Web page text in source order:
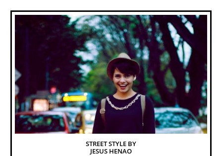
STREET STYLE BY
JESUS HENAO